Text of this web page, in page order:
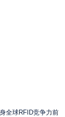
全球RFID竞争力前